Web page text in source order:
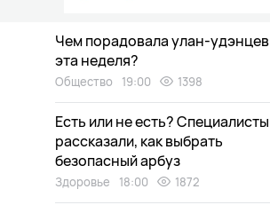
Чем порадовала улан-удэнцев
эта неделя?
Общество 19:00 1398
Есть или не есть? Специалисты
рассказали, как выбрать
безопасный арбуз
Здоровье 18:00 1872